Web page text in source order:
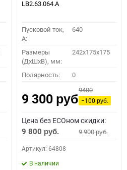
LB2.63.064.A
Пусковой ток,
A:
640
Размеры
(ДхШхВ), мм:
242x175x175
Полярность: 0
9 300 руб.
9400
−100руб.
Цена без ECOном скидки:
9 800 руб. 9 900руб.
Артикул: 64808
В наличии